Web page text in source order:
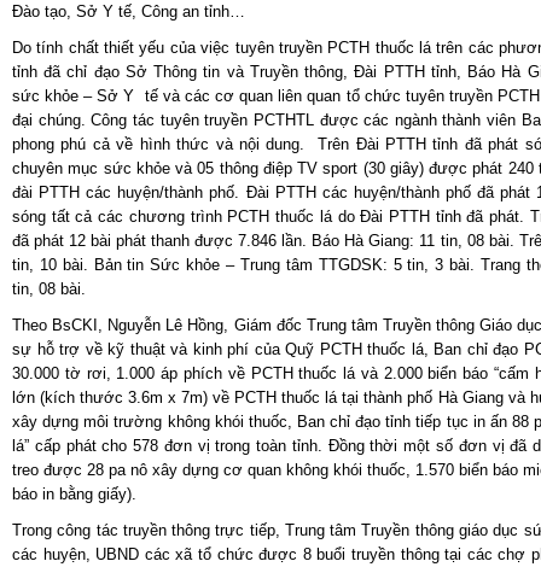
Đào tạo, Sở Y tế, Công an tỉnh…
Do tính chất thiết yếu của việc tuyên truyền PCTH thuốc lá trên các
tỉnh đã chỉ đạo Sở Thông tin và Truyền thông, Đài PTTH tỉnh, Báo Hà
sức khỏe – Sở Y tế và các cơ quan liên quan tổ chức tuyên truyền
đại chúng. Công tác tuyên truyền PCTHTL được các ngành thành viên
phong phú cả về hình thức và nội dung. Trên Đài PTTH tỉnh đã phát
chuyên mục sức khỏe và 05 thông điệp TV sport (30 giây) được phát
đài PTTH các huyện/thành phố. Đài PTTH các huyện/thành phố đã
sóng tất cả các chương trình PCTH thuốc lá do Đài PTTH tỉnh đã phát.
đã phát 12 bài phát thanh được 7.846 lần. Báo Hà Giang: 11 tin, 08 bài.
tin, 10 bài. Bản tin Sức khỏe – Trung tâm TTGDSK: 5 tin, 3 bài. Trang
tin, 08 bài.
Theo BsCKI, Nguyễn Lê Hồng, Giám đốc Trung tâm Truyền thông Giáo
sự hỗ trợ về kỹ thuật và kinh phí của Quỹ PCTH thuốc lá, Ban chỉ đạo
30.000 tờ rơi, 1.000 áp phích về PCTH thuốc lá và 2.000 biển báo “cấm
lớn (kích thước 3.6m x 7m) về PCTH thuốc lá tại thành phố Hà Giang và
xây dựng môi trường không khói thuốc, Ban chỉ đạo tỉnh tiếp tục in ấn 88
lá” cấp phát cho 578 đơn vị trong toàn tỉnh. Đồng thời một số đơn vị đã
treo được 28 pa nô xây dựng cơ quan không khói thuốc, 1.570 biển báo
báo in bằng giấy).
Trong công tác truyền thông trực tiếp, Trung tâm Truyền thông giáo dục
các huyện, UBND các xã tổ chức được 8 buổi truyền thông tại các chợ